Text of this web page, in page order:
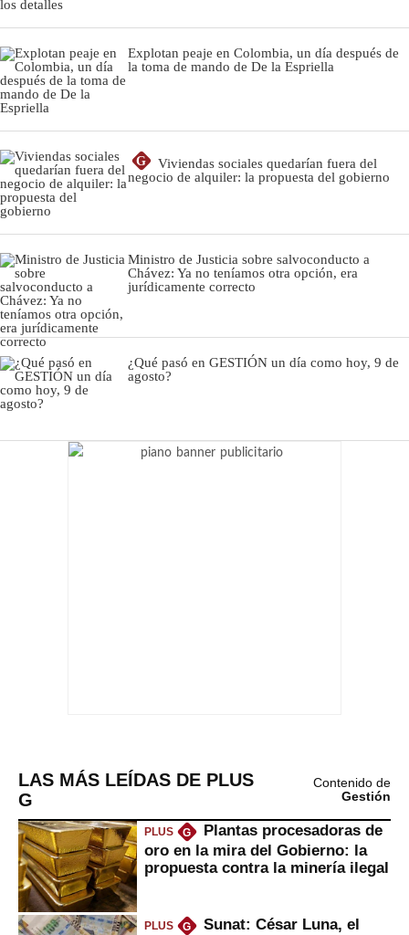
Explotan peaje en Colombia, un día después de
la toma de mando de De la Espriella
G
Viviendas sociales quedarían fuera del
negocio de alquiler: la propuesta del gobierno
Ministro de Justicia sobre salvoconducto a
Chávez: Ya no teníamos otra opción, era
jurídicamente correcto
¿Qué pasó en GESTIÓN un día como hoy, 9 de
agosto?
LAS MÁS LEÍDAS DE PLUS
G
Contenido de
Gestión
PLUS G
Plantas procesadoras de
oro en la mira del Gobierno: la
propuesta contra la minería ilegal
PLUS G
Sunat: César Luna, el